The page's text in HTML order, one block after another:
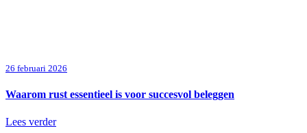
26 februari 2026
Waarom rust essentieel is voor succesvol beleggen
Lees verder